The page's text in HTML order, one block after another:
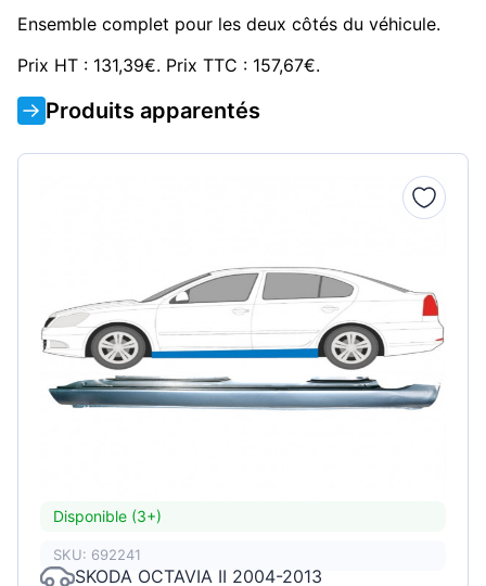
Ensemble complet pour les deux côtés du véhicule.
Prix HT : 131,39€. Prix TTC : 157,67€.
Produits apparentés
Disponible (3+)
SKU: 692241
SKODA OCTAVIA II 2004-2013